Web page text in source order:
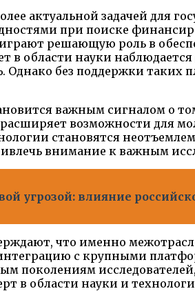
актуальной задачей для
при поиске
решающую роль в
в области науки
Однако без поддержки
важным сигналом о
возможности для
становятся
внимание к важным
угрозой: влияние
что именно
с крупными
поколениям
в области науки и